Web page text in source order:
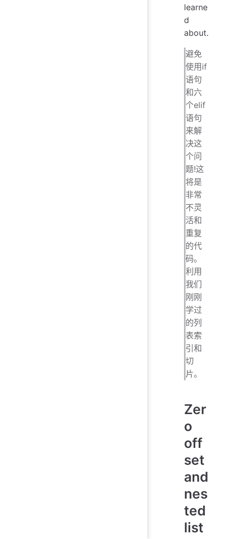
learne
d
about.
避免
使用if
语句
和六
个elif
语句
来解
决这
个问
题!这
将是
非常
不灵
活和
重复
的代
码。
利用
我们
刚刚
学过
的列
表索
引和
切
片。
Zer
o
off
set
and
nes
ted
list